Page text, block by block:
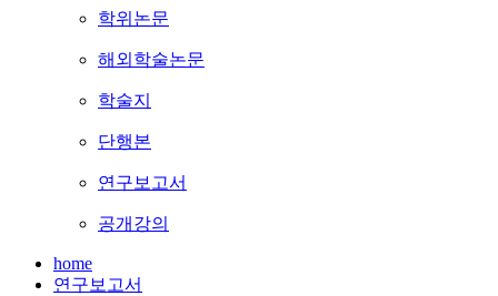
학위논문
해외학술논문
학술지
단행본
연구보고서
공개강의
home
연구보고서